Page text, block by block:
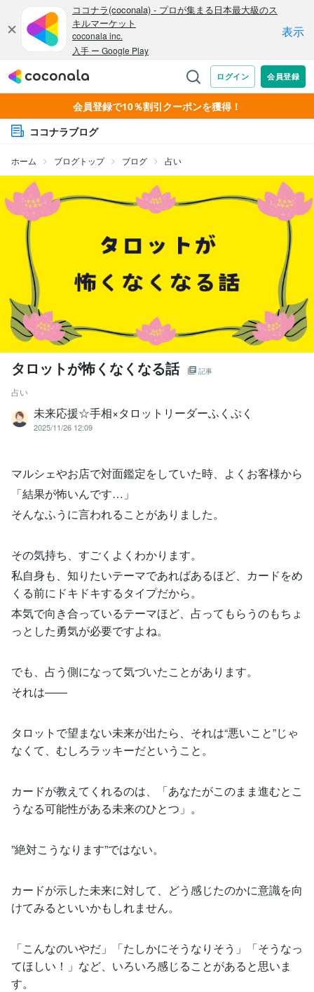
会員登録で10％割引クーポンを獲得！
ココナラブログ
ホーム ブログトップ ブログ 占い
タロットが怖くなくなる話 記事
占い
未来応援☆手相×タロットリーダーふくぷく
2025/11/26 12:09
マルシェやお店で対面鑑定をしていた時、よくお客様から
「結果が怖いんです…」
そんなふうに言われることがありました。
その気持ち、すごくよくわかります。
私自身も、知りたいテーマであればあるほど、カードをめ
くる前にドキドキするタイプだから。
本気で向き合っているテーマほど、占ってもらうのもちょ
っとした勇気が必要ですよね。
でも、占う側になって気づいたことがあります。
それは――
タロットで望まない未来が出たら、それは“悪いこと”じゃ
なくて、むしろラッキーだということ。
カードが教えてくれるのは、「あなたがこのまま進むとこ
うなる可能性がある未来のひとつ」。
”絶対こうなります”ではない。
カードが示した未来に対して、どう感じたのかに意識を向
けてみるといいかもしれません。
「こんなのいやだ」「たしかにそうなりそう」「そうなっ
てほしい！」など、いろいろ感じることがあると思いま
す。